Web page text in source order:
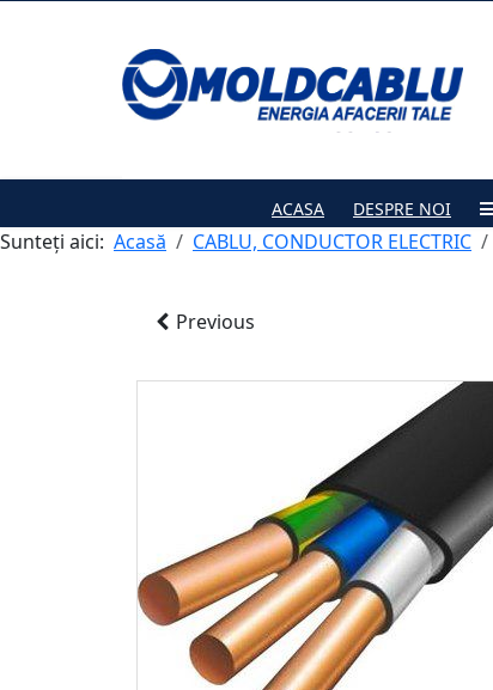
ACASA DESPRE NOI
Sunteți aici: Acasă CABLU, CONDUCTOR ELECTRIC
Previous